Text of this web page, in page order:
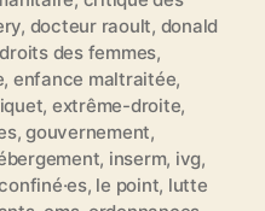
, docteur raoult, donald
droits des femmes,
, enfance maltraitée,
, extrême-droite,
,gouvernement,
, inserm, ivg,
, le point, lutte